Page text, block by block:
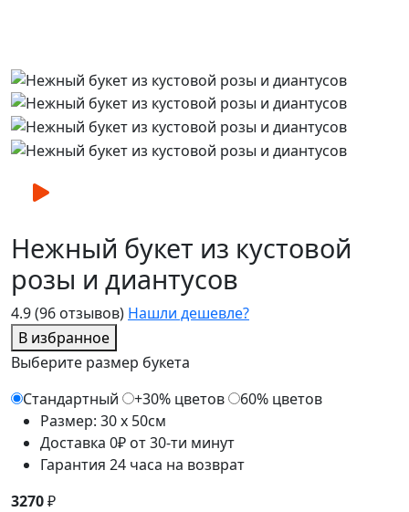
4.9(96 отзывов) Нашли дешевле?
В избранное
Нежный букет из кустовой
розы и диантусов
Выберите размер букета
Стандартный
+30% цветов
60% цветов
Размер: 30 x 50см
Доставка 0₽ от 30-ти минут
Гарантия 24 часа на возврат
3270₽